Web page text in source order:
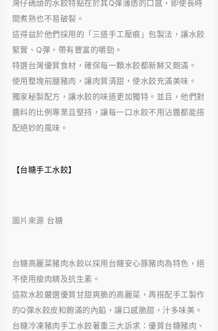
灣仔碼頭的水餃特點在於其Q彈薄透的口感，即使長時
間煮熟也不易破裂。
這得益於他們採用的「三道手工壓痕」包製法，讓水餃
緊實、Q彈，帶有豐富的嚼勁。
特選台灣優質食材，確保每一顆水餃都新鮮又飽滿。
使用整塊前腿豬肉，讓肉質清甜，使水餃充滿美味。
獨家秘製配方，讓水餃的味道更加獨特。並且，他們對
醬料的比例專業且堅持，讓每一口水餃不用沾醬都能搭
配絕妙的風味。
【台糖手工水餃】
圖片來源 台糖
台糖高麗菜豬肉水餃以採用台糖安心豚豬肉為特色，絕
不使用瘦肉精及抗生素。
這款水餃嚴選優質甘甜爽脆的高麗菜，再搭配手工製作
的Q彈水餃皮和飽滿的內餡，讓口感脆甜，汁多味美。
台糖冷凍豬肉手工水餃著重三大訴求：優質台糖豬肉、